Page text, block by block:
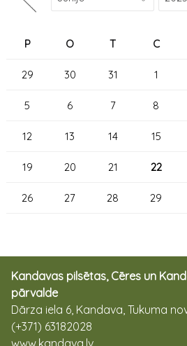
P O T C
29 30 31 1
5 6 7 8
12 13 14 15
19 20 21 22
26 27 28 29
Kandavas pilsētas, Cēres un
pārvalde
Dārza iela 6, Kandava, Tukuma
(+371) 63182028